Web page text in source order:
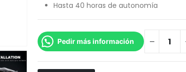
Hasta 40 horas de autonomía
Pedir más información